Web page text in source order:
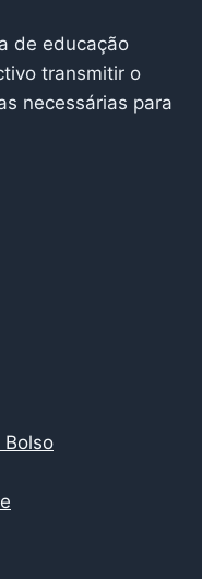
de educação
transmitir o
necessárias para
Bolso